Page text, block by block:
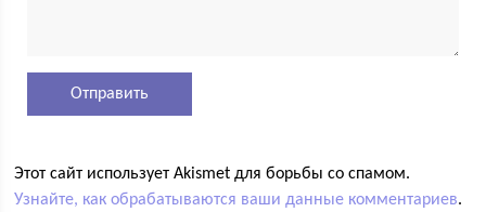
Этот сайт использует Akismet для борьбы со спамом.
Узнайте, как обрабатываются ваши данные комментариев.